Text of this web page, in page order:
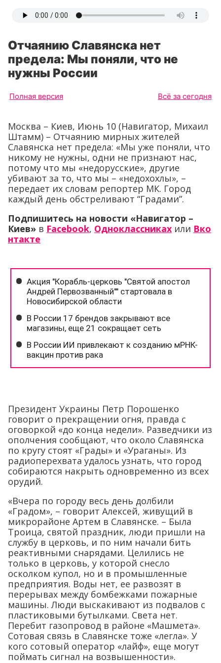
Отчаянию Славянска нет
предела: Мы поняли, что не
нужны России
Полная версия Всё за сегодня
Москва – Киев, Июнь 10 (Навигатор, Михаил
Штамм) – Отчаянию мирных жителей
Славянска нет предела: «Мы уже поняли, что
никому не нужны, одни не признают нас,
потому что мы «недорусские», другие
убивают за то, что мы – «недохохлы», –
передает их словам репортер МК. Город
каждый день обстреливают “Градами”.
Подпишитесь на новости «Навигатор –
Киев» в Facebook, Одноклассниках или Вко
нтакте
Президент Украины Петр Порошенко
говорит о прекращении огня, правда с
оговоркой «до конца недели». Разведчики из
ополчения сообщают, что около Славянска
по кругу стоят «Грады» и «Ураганы». Из
радиоперехвата удалось узнать, что город
собираются накрыть одновременно из всех
орудий.
«Вчера по городу весь день долбили
«Градом», – говорит Алексей, живущий в
микрорайоне Артем в Славянске. – Была
Троица, святой праздник, люди пришли на
службу в церковь, и по ним начали бить
реактивными снарядами. Целились не
только в церковь, у которой снесло
осколком купол, но и в промышленные
предприятия. Воды нет, ее развозят в
перерывах между бомбежками пожарные
машины. Люди выскакивают из подвалов с
пластиковыми бутылками. Света нет.
Перебит газопровод в районе «Машмета».
Сотовая связь в Славянске тоже «легла». У
кого сотовый оператор «лайф», еще могут
поймать сигнал на возвышенности».